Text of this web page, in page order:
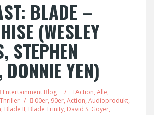
BLADE –
(WESLEY
STEPHEN
DONNIE YEN)
Entertainment Blog Action, Alle,
Thriller 00er, 90er, Action, Audioprodukt,
, Blade II, Blade Trinity, David S. Goyer,